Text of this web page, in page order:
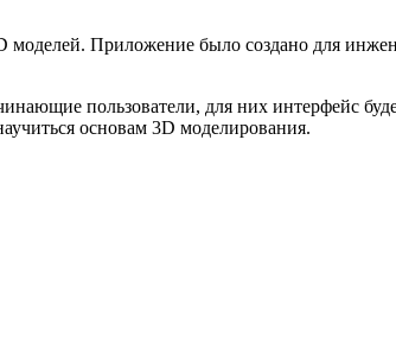
моделей. Приложение было создано для
пользователи, для них интерфейс
основам 3D моделирования.